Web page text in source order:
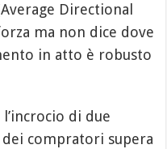
Directional
ma non dice dove
in atto è robusto
di due
compratori supera